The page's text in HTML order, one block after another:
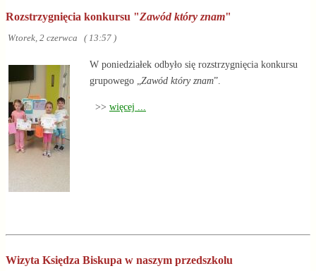
Rozstrzygnięcia konkursu "Zawód który znam"
Wtorek, 2 czerwca ( 13:57 )
W poniedziałek odbyło się rozstrzygnięcia konkursu
grupowego „ Zawód który znam”.
>> więcej ...
Wizyta Księdza Biskupa w naszym przedszkolu